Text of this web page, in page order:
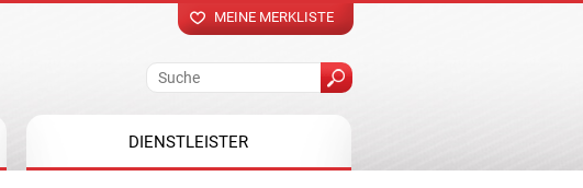
MEINE MERKLISTE
DIENSTLEISTER